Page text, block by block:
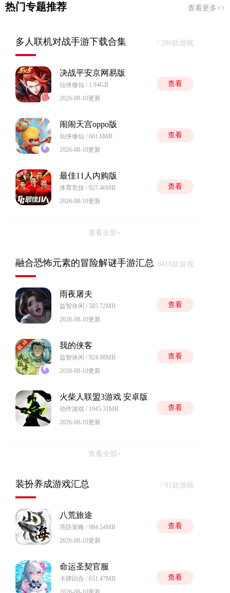
热门专题推荐 查看更多>>
多人联机对战手游下载合集 / 280款游戏
决战平安京网易版
仙侠修仙 / 1.94GB
2026-08-10更新
查看
闹闹天宫oppo版
仙侠修仙 / 601.6MB
2026-08-10更新
查看
最佳11人内购版
体育竞技 / 927.46MB
2026-08-10更新
查看
查看全部+
融合恐怖元素的冒险解谜手游汇总/ 8416款游戏
雨夜屠夫
益智休闲 / 585.72MB
2026-08-10更新
查看
我的侠客
益智休闲 / 924.98MB
2026-08-10更新
查看
火柴人联盟3游戏 安卓版
动作游戏 / 1945.31MB
2026-08-10更新
查看
查看全部+
装扮养成游戏汇总 / 91款游戏
八荒旅途
塔防策略 / 984.54MB
2026-08-10更新
查看
命运圣契官服
卡牌回合 / 651.47MB
查看